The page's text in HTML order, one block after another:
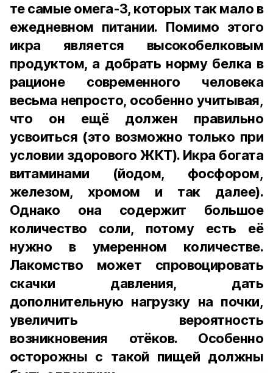
те самые омега-3, которых так мало в
ежедневном питании. Помимо этого
икра является высокобелковым
продуктом, а добрать норму белка в
рационе современного человека
весьма непросто, особенно учитывая,
что он ещё должен правильно
усвоиться (это возможно только при
условии здорового ЖКТ). Икра богата
витаминами (йодом, фосфором,
железом, хромом и так далее).
Однако она содержит большое
количество соли, потому есть её
нужно в умеренном количестве.
Лакомство может спровоцировать
скачки давления, дать
дополнительную нагрузку на почки,
увеличить вероятность
возникновения отёков. Особенно
осторожны с такой пищей должны